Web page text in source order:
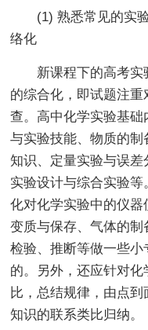
(1) 熟悉常见的实验
络化
新课程下的高考实
的综合化，即试题注
查。高中化学实验基
与实验技能、物质的
知识、定量实验与误差
实验设计与综合实验
化对化学实验中的仪
变质与保存、气体的制
检验、推断等做一些小
的。另外，还应针对
比，总结规律，由点
知识的联系类比归纳。